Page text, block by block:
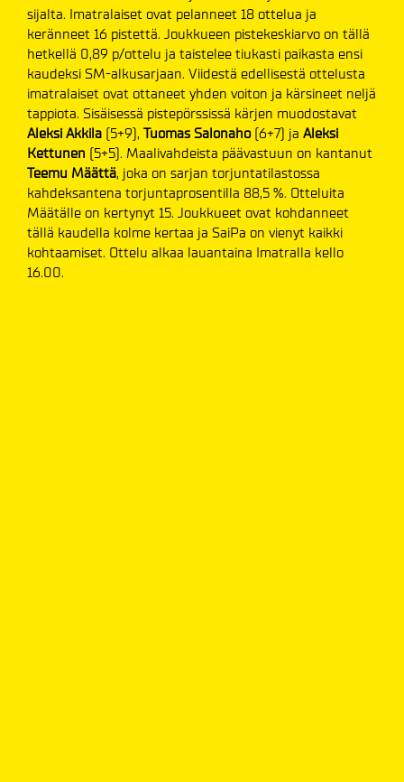
sijalta. Imatralaiset ovat pelanneet 18 ottelua ja
keränneet 16 pistettä. Joukkueen pistekeskiarvo on tällä
hetkellä 0,89 p/ottelu ja taistelee tiukasti paikasta ensi
kaudeksi SM-alkusarjaan. Viidestä edellisestä ottelusta
imatralaiset ovat ottaneet yhden voiton ja kärsineet neljä
tappiota. Sisäisessä pistepörssissä kärjen muodostavat
Aleksi Akkila (5+9), Tuomas Salonaho(6+7) ja Aleksi
Kettunen (5+5). Maalivahdeista päävastuun on kantanut
Teemu Määttä, joka on sarjan torjuntatilastossa
kahdeksantena torjuntaprosentilla 88,5 %. Otteluita
Määtälle on kertynyt 15. Joukkueet ovat kohdanneet
tällä kaudella kolme kertaa ja SaiPa on vienyt kaikki
kohtaamiset. Ottelu alkaa lauantaina Imatralla kello
16.00.